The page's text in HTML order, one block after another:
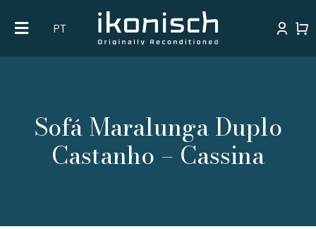
content
PT
Sofá Maralunga Duplo
Castanho – Cassina